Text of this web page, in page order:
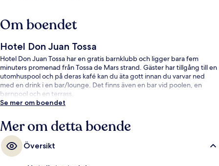
Om boendet
Hotel Don Juan Tossa
Hotel Don Juan Tossa har en gratis barnklubb och ligger bara fem
minuters promenad från Tossa de Mars strand. Gäster har tillgång till en
utomhuspool och på deras kafé kan du äta gott innan du varvar ned
med en drink i en bar/lounge. Det finns även en bar vid poolen, en
barnpool och en terrass.
Se mer om boendet
Mer om detta boende
Översikt